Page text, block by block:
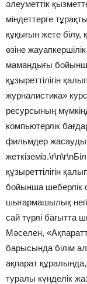
әлеуметтік
міндеттерге
құқығын жете білу,
өзіне
мамандығы
құзыреттілігін
журналистика»
ресурсының
компьютерлік
фильмдер жасауды
құзыреттілігін
бойынша шеберлік
шығармашылық
сай түрлі бағытта
Мәселен,
барысында білім
ақпарат
туралы күнделік